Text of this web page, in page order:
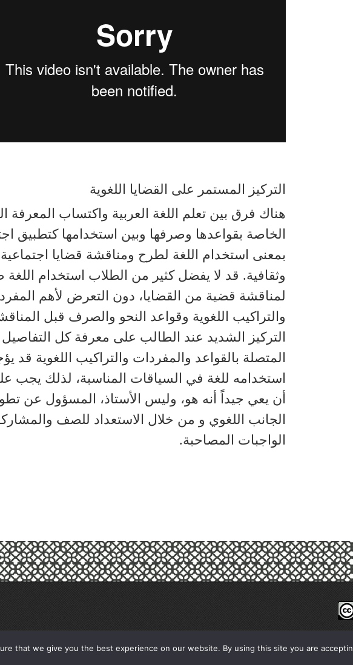
التركيز المستمر على القضايا اللغوية
هناك فرق بين تعلم اللغة العربية واكتساب المعرفة
الخاصة بقواعدها وصرفها وبين استخدامها كتطبيق
بمعنى استخدام اللغة لطرح ومناقشة قضايا
وثقافية. قد لا يفضل كثير من الطلاب استخدام
لمناقشة قضية من القضايا، دون التعرض لأهم
والتراكيب اللغوية وقواعد النحو والصرف قبل
التركيز الشديد عند الطالب على معرفة كل التفاصيل
المتصلة بالقواعد والمفردات والتراكيب اللغوية قد
استخدامه للغة في السياقات المناسبة، لذلك يجب
أن يعي جيداً أنه هو، وليس الأستاذ، المسؤول عن
الجانب اللغوي و من خلال الاستعداد للصف
الواجبات المصاحبة.
that we give you the best experience on our website. By using this site you are